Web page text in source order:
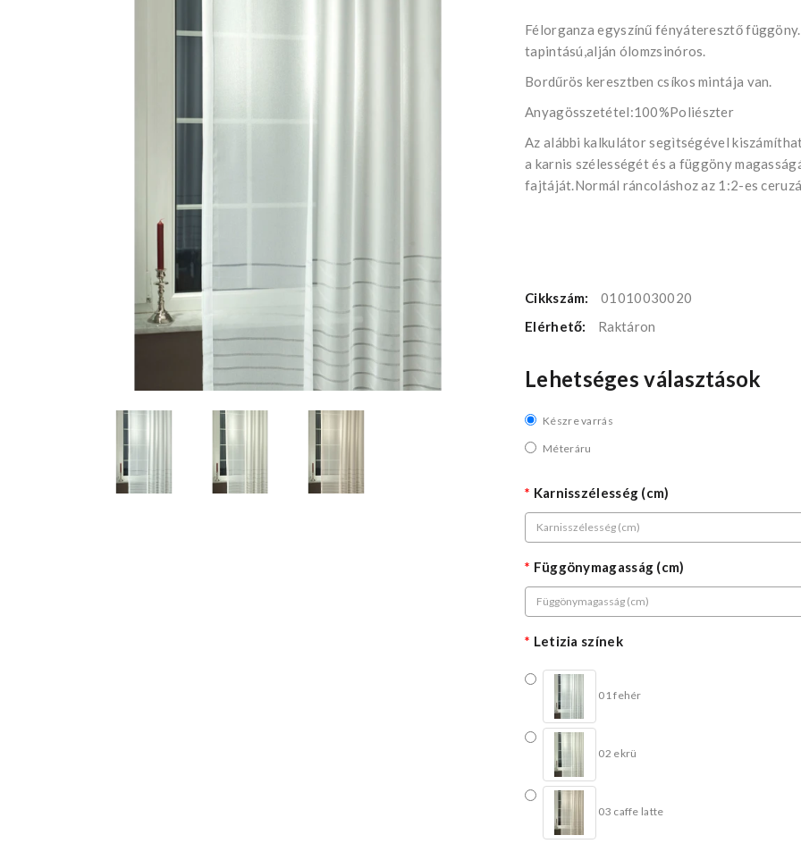
Félorganza egyszínű fényáteresztő
tapintású,alján ólomzsinóros.
Bordűrös keresztben csíkos mintája van.
Anyagösszetétel:100%Poliészter
Az alábbi kalkulátor segìtségével
a karnis szélességét és a függöny
fajtáját.Normál ráncoláshoz az 1:2-es
Cikkszám:
01010030020
Elérhető:
Raktáron
Lehetséges választások
Készre varrás
Méteráru
Karnisszélesség (cm)
Függönymagasság (cm)
Letizia színek
01 fehér
02 ekrü
03 caffe latte